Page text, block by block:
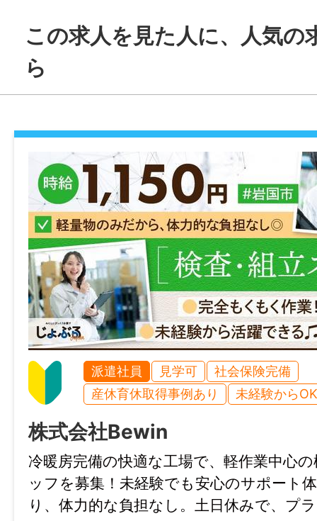
雇用形態
正社員
経験
年齢制限
〜59歳(定年制度を上限とするため)
学歴
高卒以上
免許・資格
【必須】大型自動車免許 【あれば尚可】
（整地・運搬・積込用及び掘削用）運転技
就業時間
06:00～14:30（実働7.5時間）
※業務によって変動あり
【月平均所定労働時間：165時間】
▶▶月収 346,200円
●モデル月収Ｂ（休日出勤なし＋時間外10
運行時間外手当：92,210円（業務量、業務
通勤手当 ：3,344円（参考金額）
▶▶月収 280,354円
給与モデル
【年収モデル例】
40代男性の場合
・未経験者：380万円
・経験者 ：450万円
賞与
年2回 計1.5ヶ月分 ※前年度実績
年間休日
雇用形態
この求人を見た人に、人気の
ら
派遣社員 見学可
社会保険完備
産休育休取得事例あり
未経験からOK
株式会社Bewin
冷暖房完備の快適な工場で、軽作業中心
ッフを募集！未経験でも安心のサポート
り、体力的な負担なし。土日休みで、プ